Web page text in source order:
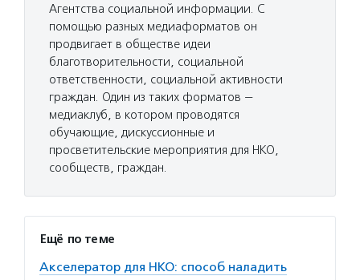
Агентства социальной информации. С
помощью разных медиаформатов он
продвигает в обществе идеи
благотворительности, социальной
ответственности, социальной активности
граждан. Один из таких форматов —
медиаклуб, в котором проводятся
обучающие, дискуссионные и
просветительские мероприятия для НКО,
сообществ, граждан.
Ещё по теме
Акселератор для НКО: способ наладить